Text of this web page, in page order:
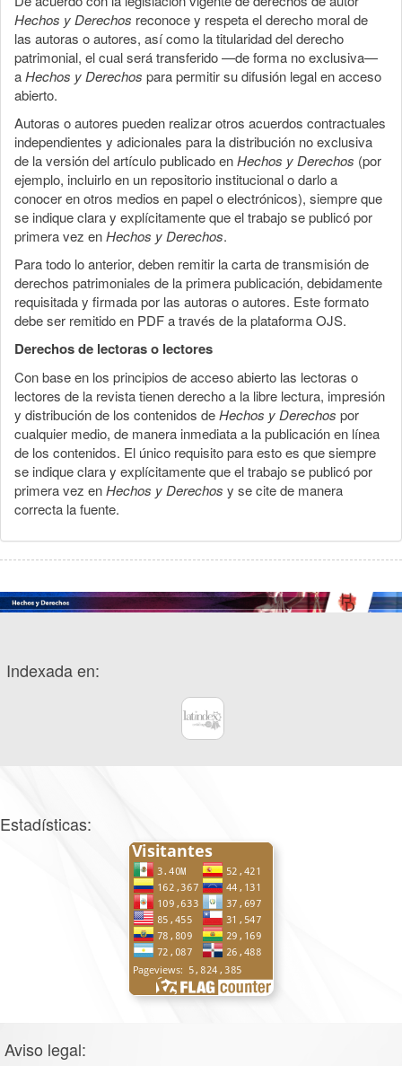
Hechos y Derechos reconoce y respeta el derecho moral de
las autoras o autores, así como la titularidad del derecho
patrimonial, el cual será transferido —de forma no exclusiva—
aHechos y Derechos para permitir su difusión legal en acceso
abierto.
Autoras o autores pueden realizar otros acuerdos contractuales
independientes y adicionales para la distribución no exclusiva
de la versión del artículo publicado enHechos y Derechos (por
ejemplo, incluirlo en un repositorio institucional o darlo a
conocer en otros medios en papel o electrónicos), siempre que
se indique clara y explícitamente que el trabajo se publicó por
primera vez enHechos y Derechos.
Para todo lo anterior, deben remitir la carta de transmisión de
derechos patrimoniales de la primera publicación, debidamente
requisitada y firmada por las autoras o autores. Este formato
debe ser remitido en PDF a través de la plataforma OJS.
Derechos de lectoras o lectores
Con base en los principios de acceso abierto las lectoras o
lectores de la revista tienen derecho a la libre lectura, impresión
y distribución de los contenidos deHechos y Derechos por
cualquier medio, de manera inmediata a la publicación en línea
de los contenidos. El único requisito para esto es que siempre
se indique clara y explícitamente que el trabajo se publicó por
primera vez enHechos y Derechos y se cite de manera
correcta la fuente.
Indexada en:
Estadísticas:
Aviso legal: